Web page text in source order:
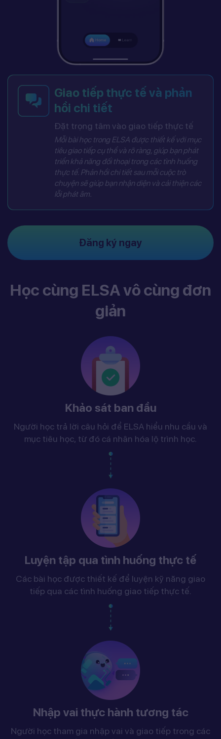
Giao tiếp thực tế và phản
hồi chi tiết
Đặt trọng tâm vào giao tiếp thực tế
Mỗi bài học trong ELSA được thiết kế với mục
tiêu giao tiếp cụ thể và rõ ràng, giúp bạn phát
triển khả năng đối thoại trong các tình huống
thực tế. Phản hồi chi tiết sau mỗi cuộc trò
chuyện sẽ giúp bạn nhận diện và cải thiện các
lỗi phát âm.
Đăng ký ngay
Học cùng ELSA vô cùng đơn
giản
Khảo sát ban đầu
Người học trả lời câu hỏi để ELSA hiểu nhu cầu và
mục tiêu học, từ đó cá nhân hóa lộ trình học.
Luyện tập qua tình huống thực tế
Các bài học được thiết kế để luyện kỹ năng giao
tiếp qua các tình huống giao tiếp thực tế.
Nhập vai thực hành tương tác
Người học tham gia nhập vai và giao tiếp trong các